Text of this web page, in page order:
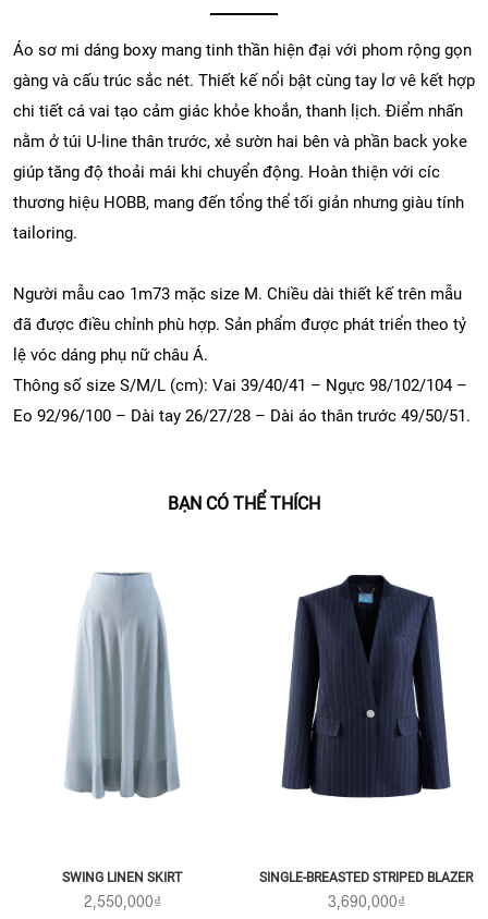
Áo sơ mi dáng boxy mang tinh thần hiện đại với phom rộng gọn
gàng và cấu trúc sắc nét. Thiết kế nổi bật cùng tay lơ vê kết hợp
chi tiết cá vai tạo cảm giác khỏe khoắn, thanh lịch. Điểm nhấn
nằm ở túi U-line thân trước, xẻ sườn hai bên và phần back yoke
giúp tăng độ thoải mái khi chuyển động. Hoàn thiện với cíc
thương hiệu HOBB, mang đến tổng thể tối giản nhưng giàu tính
tailoring.
Người mẫu cao 1m73 mặc size M. Chiều dài thiết kế trên mẫu
đã được điều chỉnh phù hợp. Sản phẩm được phát triển theo tỷ
lệ vóc dáng phụ nữ châu Á.
Thông số size S/M/L (cm): Vai 39/40/41 – Ngực 98/102/104 –
Eo 92/96/100 – Dài tay 26/27/28 – Dài áo thân trước 49/50/51.
BẠN CÓ THỂ THÍCH
SWING LINEN SKIRT
2,550,000₫
SINGLE-BREASTED STRIPED BLAZER
3,690,000₫